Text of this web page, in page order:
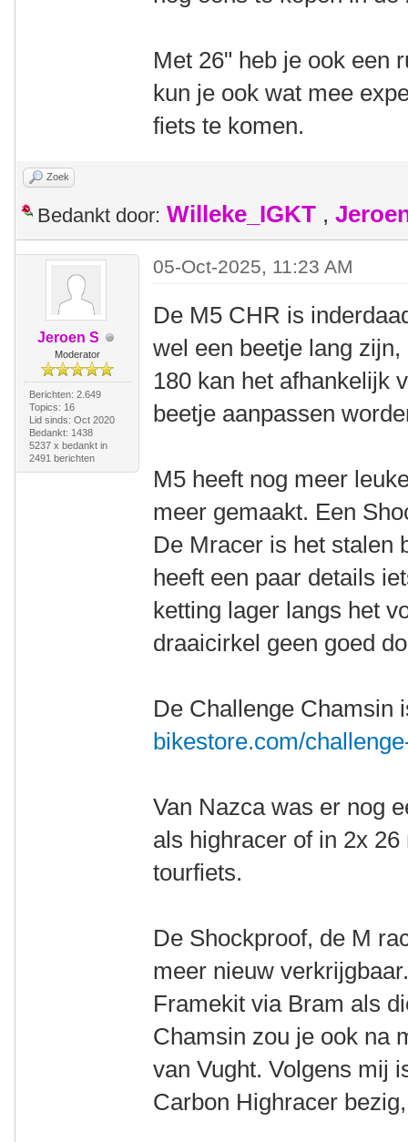
Met 26" heb je ook een
kun je ook wat mee
fiets te komen.
Zoek
Bedankt door: Willeke_IGKT ,
Jeroen S
Moderator
Berichten: 2.649
Topics: 16
Lid sinds: Oct 2020
Bedankt: 1438
5237 x bedankt in
2491 berichten
05-Oct-2025, 11:23 AM
De M5 CHR is
wel een beetje lang
180 kan het afhankelijk
beetje aanpassen
M5 heeft nog meer
meer gemaakt. Een
De Mracer is het stalen
heeft een paar details
ketting lager langs het
draaicirkel geen goed
De Challenge Chamsin
bikestore.com/
Van Nazca was er nog
als highracer of in 2x
tourfiets.
De Shockproof, de M
meer nieuw
Framekit via Bram als
Chamsin zou je ook na
van Vught. Volgens mij
Carbon Highracer